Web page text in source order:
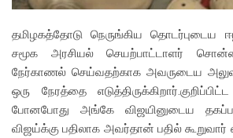
தமிழகத்தோடு நெருங்கிய தொடர்புடைய
சமூக அரசியல் செயற்பாட்டாளர்
நேர்காணல் செய்வதற்காக அவருடைய
ஒரு நேரத்தை
போனபோது அங்கே விஜயினுடைய தகப்பன்
விஜய்க்கு பதிலாக அவர்தான் பதில் கூறுவார்